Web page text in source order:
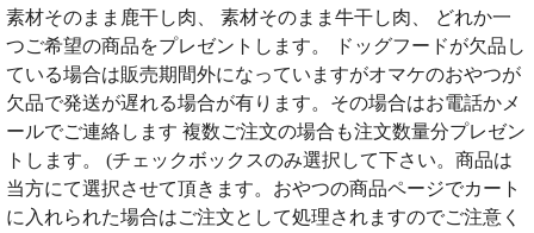
素材そのまま鹿干し肉、 素材そのまま牛干し肉、 どれか一
つご希望の商品をプレゼントします。 ドッグフードが欠品し
ている場合は販売期間外になっていますがオマケのおやつが
欠品で発送が遅れる場合が有ります。その場合はお電話かメ
ールでご連絡します 複数ご注文の場合も注文数量分プレゼン
トします。 (チェックボックスのみ選択して下さい。商品は
当方にて選択させて頂きます。おやつの商品ページでカート
に入れられた場合はご注文として処理されますのでご注意く